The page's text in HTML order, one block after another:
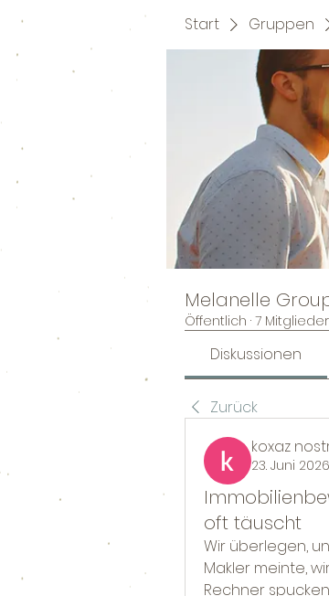
Start Gruppen
Melanelle
Öffentlich · 7 Mitglieder
Diskussionen
Zurück
koxaz
23. Juni 2026
oft täuscht
Wir überlegen,
Makler meinte,
Rechner